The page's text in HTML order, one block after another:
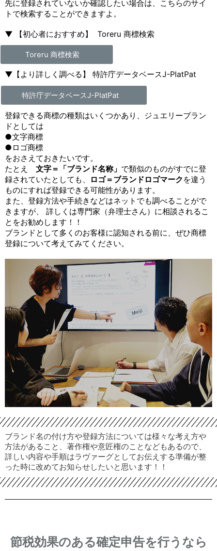
先に登録されていないか確認したい場合は、こちらのサイ
トで検索することができますよ。
▼ 【初心者におすすめ】 Toreru 商標検索
Toreru 商標検索
▼【 より詳しく調べる 】 特許庁データベースJ-PlatPat
特許庁データベースJ-PlatPat
登録できる商標の種類はいくつかあり、ジュエリーブラン
ドとしては
●文字商標
●ロゴ商標
をおさえておきたいです。
たとえ
文字＝「ブランド名称」 で類似のものがすでに登
録されていたとしても、
ロゴ＝ブランドロゴマーク を違う
ものにすれば登録できる可能性があります。
また、登録方法や手続きなどはネットでも調べることがで
きますが、 詳しくは専門家（弁理士さん）に相談されるこ
とをお勧めします！！
ブランドとして多くのお客様に認知される前に、ぜひ商標
登録について考えてみてください。
ブランド名の付け方や登録方法については様々な考え方や
方法があること、著作権や意匠権のことなどもあるので、
詳しい内容や手順はラヴァーグとしてお伝えする準備が整
った時に改めてお知らせしたいと思います！！
節税効果のある確定申告を行うなら